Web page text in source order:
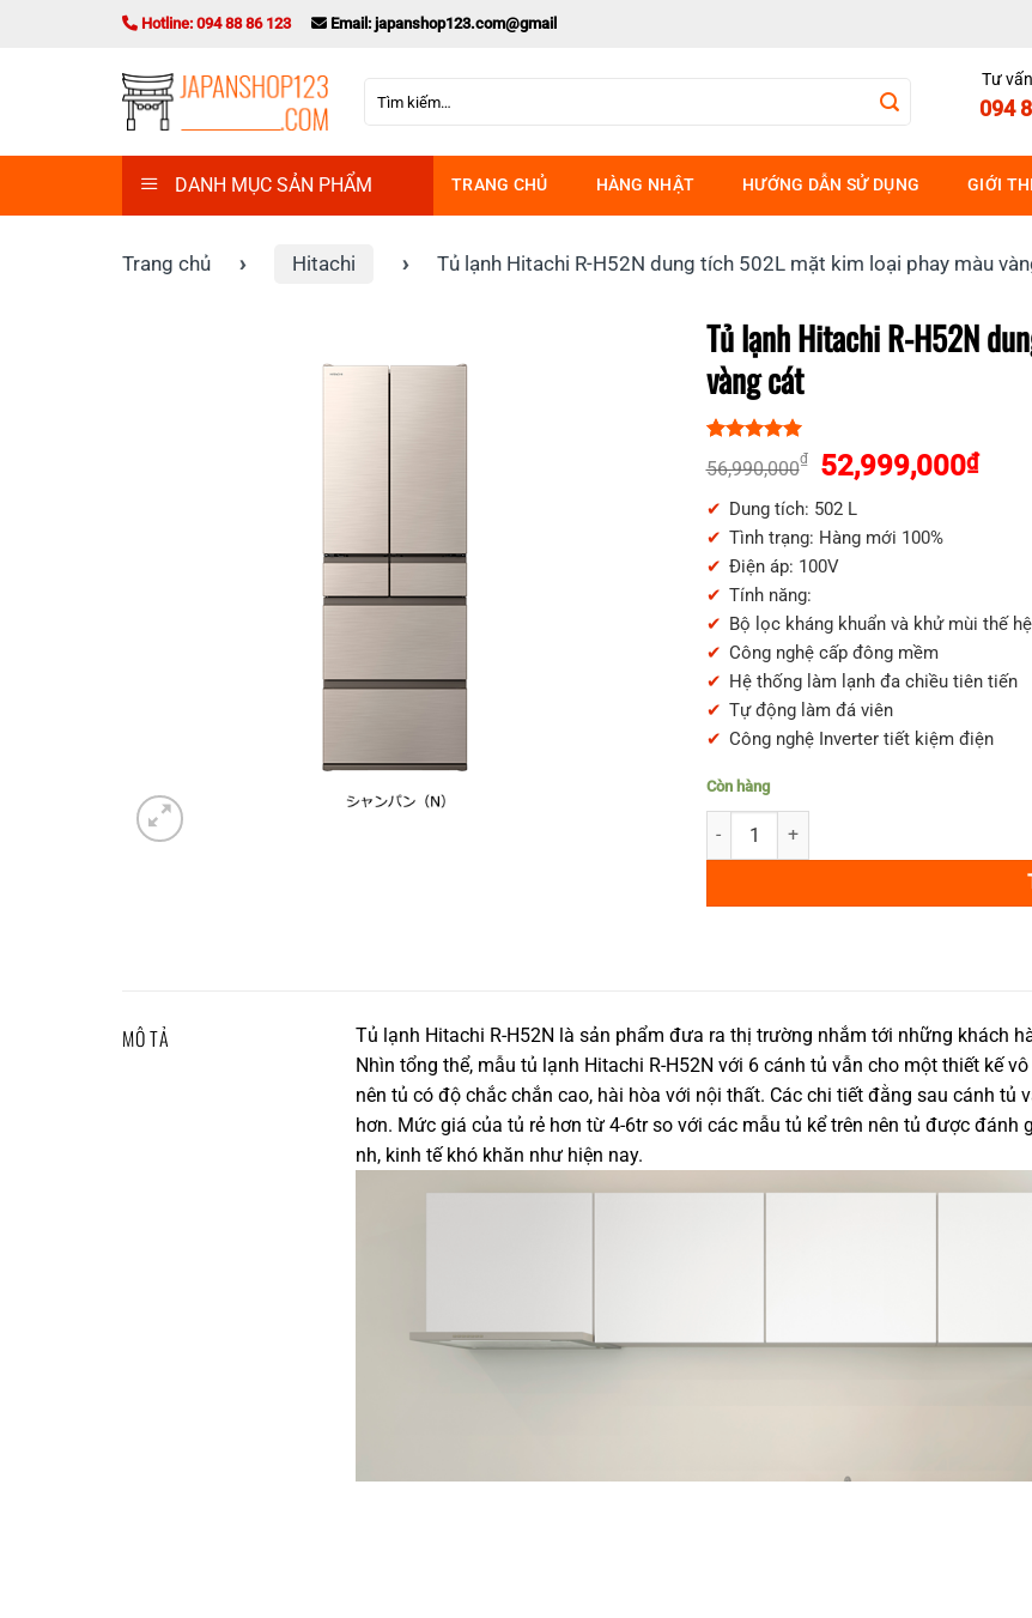
Hotline: 094 88 86 123 Email: japanshop123.com@gmail
kiếm:
Tư
094
DANH MỤC SẢN PHẨM TRANG CHỦ HÀNG NHẬT HƯỚNG DẪN SỬ DỤNG GIỚI
Trang chủ › Hitachi › Tủ lạnh Hitachi R-H52N dung tích 502L mặt kim loại phay màu
Tủ lạnh Hitachi R-H52N
vàng cát
dựa trên
56,990,000₫
Giá
là:
56,990,000₫.
52,999,000₫Giá
Dung tích: 502 L
Tình trạng: Hàng mới 100%
Điện áp: 100V
Tính năng:
Bộ lọc kháng khuẩn và khử mùi thế
Công nghệ cấp đông mềm
Hệ thống làm lạnh đa chiều tiên tiến
Tự động làm đá viên
Công nghệ Inverter tiết kiệm điện
Còn hàng
Tủ lạnh Hitachi R-H52N dung tích 502L
MÔ TẢ
Tủ lạnh Hitachi R-H52N là sản phẩm đưa ra thị trường nhắm tới những khách
Nhìn tổng thể, mẫu tủ lạnh Hitachi R-H52N với 6 cánh tủ vẫn cho một thiết kế
nên tủ có độ chắc chắn cao, hài hòa với nội thất. Các chi tiết đằng sau cánh
hơn. Mức giá của tủ rẻ hơn từ 4-6tr so với các mẫu tủ kể trên nên tủ được
nh, kinh tế khó khăn như hiện nay.